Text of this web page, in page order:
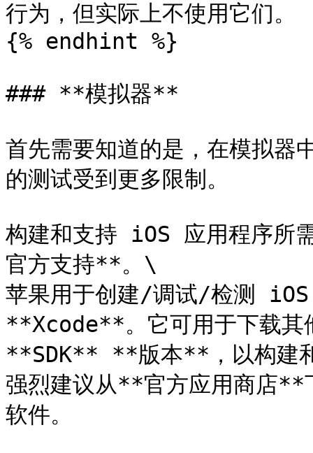
行为，但实际上不使用它们。
{% endhint %}
### **模拟器**
首先需要知道的是，在模拟器
的测试受到更多限制。
构建和支持 iOS 应用程序所
官方支持**。\
苹果用于创建/调试/检测 iOS
**Xcode**。它可用于下载
**SDK** **版本**，以构建
强烈建议从**官方应用商店**
软件。